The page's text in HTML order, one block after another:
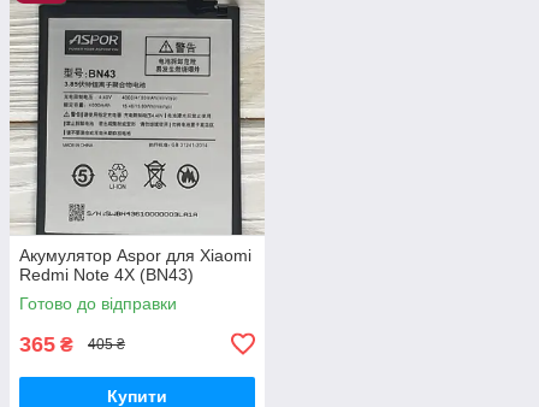
Акумулятор Aspor для Xiaomi
Redmi Note 4X (BN43)
Готово до відправки
365 ₴ 405 ₴
Купити